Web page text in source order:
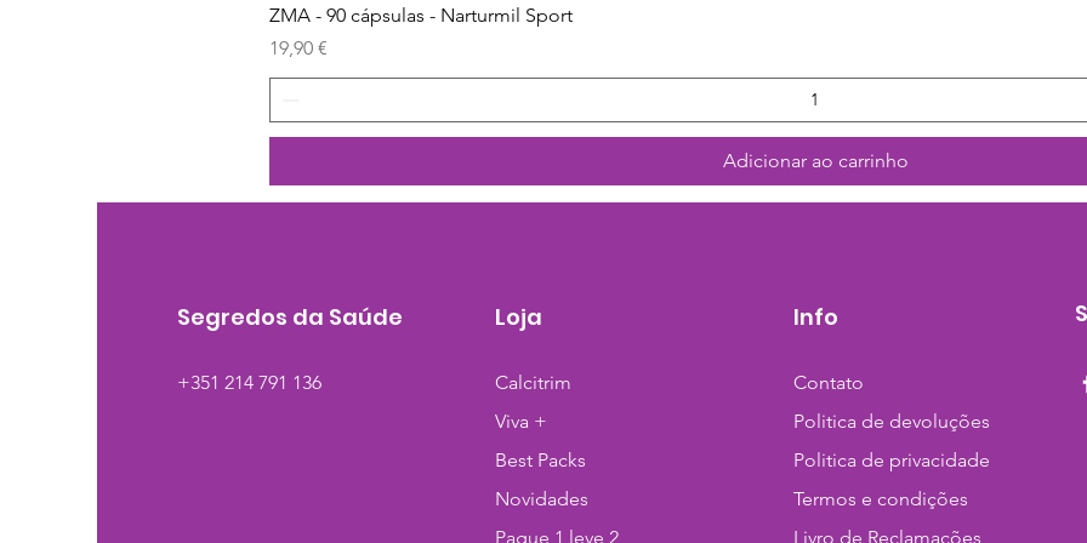
ZMA - 90 cápsulas - Narturmil Sport
Preço
19,90 €
Adicionar ao carrinho
Segredos da Saúde
+351 214 791 136
Loja
Calcitrim
Viva +
Best Packs
Novidades
Pague 1 leve 2
Info
Contato
Politica de devoluções
Politica de privacidade
Termos e condições
Livro de Reclamações